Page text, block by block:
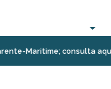
Maritime; consulta aquí
AlquileresMaison Le Chai